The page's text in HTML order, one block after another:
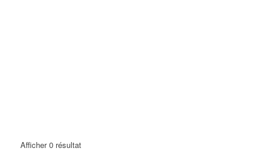
Afficher 0 résultat